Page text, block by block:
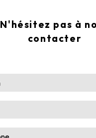
N'hésitez pas à
contacter